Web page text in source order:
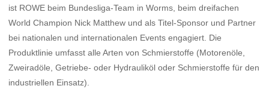
ist ROWE beim Bundesliga-Team in Worms, beim dreifachen
World Champion Nick Matthew und als Titel-Sponsor und Partner
bei nationalen und internationalen Events engagiert. Die
Produktlinie umfasst alle Arten von Schmierstoffe (Motorenöle,
Zweiradöle, Getriebe- oder Hydrauliköl oder Schmierstoffe für den
industriellen Einsatz).